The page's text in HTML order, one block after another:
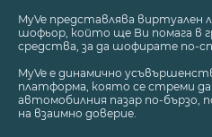
MyVe представлява виртуален
шофьор, който ще Ви помага в
средства, за да шофирате по-
MyVe е динамично
платформа, която се стреми
автомобилния пазар по-бързо,
на взаимно доверие.